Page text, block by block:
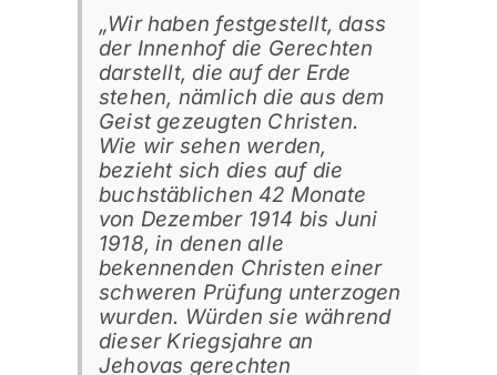
„Wir haben festgestellt, dass
der Innenhof die Gerechten
darstellt, die auf der Erde
stehen, nämlich die aus dem
Geist gezeugten Christen.
Wie wir sehen werden,
bezieht sich dies auf die
buchstäblichen 42 Monate
von Dezember 1914 bis Juni
1918, in denen alle
bekennenden Christen einer
schweren Prüfung unterzogen
wurden. Würden sie während
dieser Kriegsjahre an
Jehovas gerechten